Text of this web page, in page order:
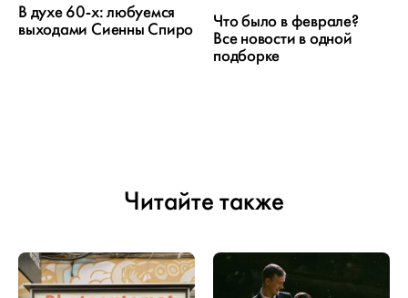
В духе 60-х: любуемся
выходами Сиенны Спиро
Что было в феврале?
Все новости в одной
подборке
Читайте также